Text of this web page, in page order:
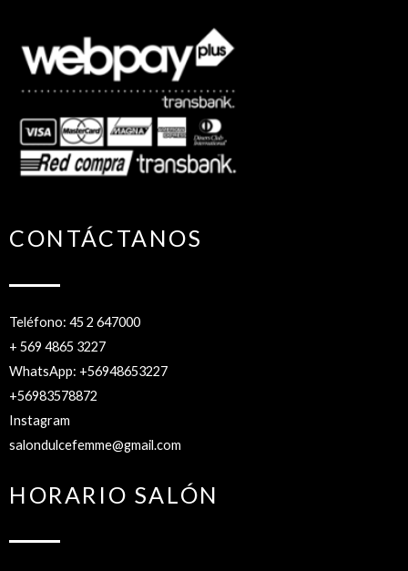
CONTÁCTANOS
Teléfono: 45 2 647000
+ 569 4865 3227
WhatsApp: +56948653227
+56983578872
Instagram
salondulcefemme@gmail.com
HORARIO SALÓN